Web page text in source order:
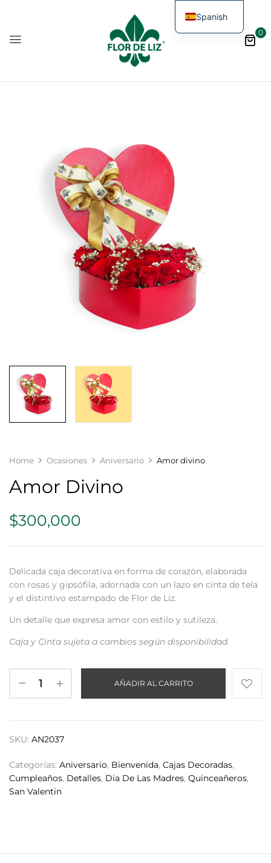
0
Home Ocasiones Aniversario Amor divino
Amor Divino
$300,000
Delicada caja decorativa en forma de corazón, elaborada
con rosas y gipsófila, adornada con un lazo en cinta de tela
y el distintivo estampado de Flor de Liz.
Un detalle que expresa amor con estilo y sutileza.
Caja y Cinta sujeta a cambios según disponibilidad.
AÑADIR AL CARRITO
SKU: AN2037
Categorías: Aniversario, Bienvenida, Cajas Decoradas,
Cumpleaños, Detalles, Dia De Las Madres, Quinceañeros,
San Valentin
Spanish